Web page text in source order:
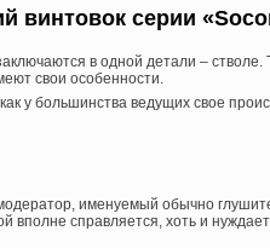
винтовок серии «
в одной детали – стволе.
свои особенности.
у большинства ведущих свое
именуемый обычно
вполне справляется, хоть и